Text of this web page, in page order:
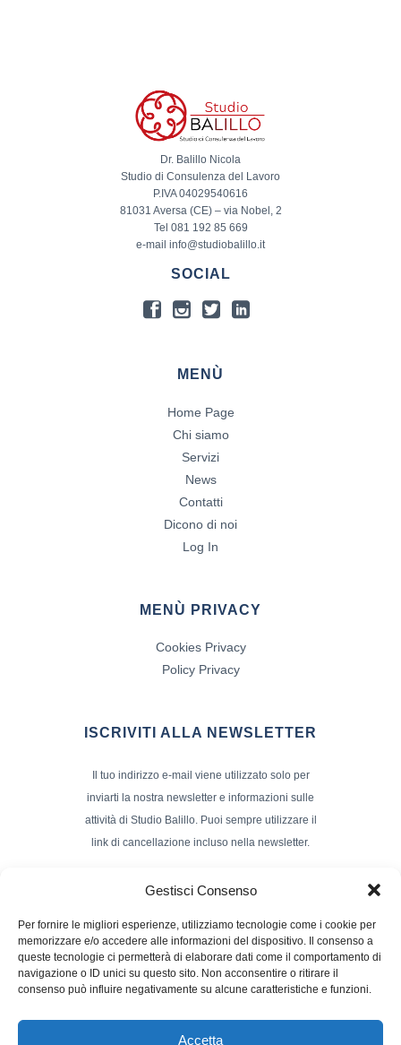
Gestisci Consenso
Per fornire le migliori esperienze, utilizziamo tecnologie come i cookie per
memorizzare e/o accedere alle informazioni del dispositivo. Il consenso a
queste tecnologie ci permetterà di elaborare dati come il comportamento di
navigazione o ID unici su questo sito. Non acconsentire o ritirare il
consenso può influire negativamente su alcune caratteristiche e funzioni.
Accetta
Dr. Balillo Nicola
Studio di Consulenza del Lavoro
P.IVA 04029540616
81031 Aversa (CE) – via Nobel, 2
Tel 081 192 85 669
e-mail info@studiobalillo.it
SOCIAL
MENÙ
Home Page
Chi siamo
Servizi
News
Contatti
Dicono di noi
Log In
MENÙ PRIVACY
Cookies Privacy
Policy Privacy
ISCRIVITI ALLA NEWSLETTER
Il tuo indirizzo e-mail viene utilizzato solo per
inviarti la nostra newsletter e informazioni sulle
attività di Studio Balillo. Puoi sempre utilizzare il
link di cancellazione incluso nella newsletter.
Nome e Cognome